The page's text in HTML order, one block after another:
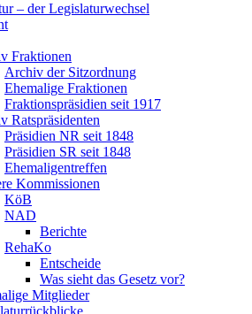
– der Legislaturwechsel
Fraktionen
Archiv der Sitzordnung
Ehemalige Fraktionen
Fraktionspräsidien seit 1917
Ratspräsidenten
Präsidien NR seit 1848
Präsidien SR seit 1848
Ehemaligentreffen
Kommissionen
KöB
NAD
Berichte
RehaKo
Entscheide
Was sieht das Gesetz vor?
Mitglieder